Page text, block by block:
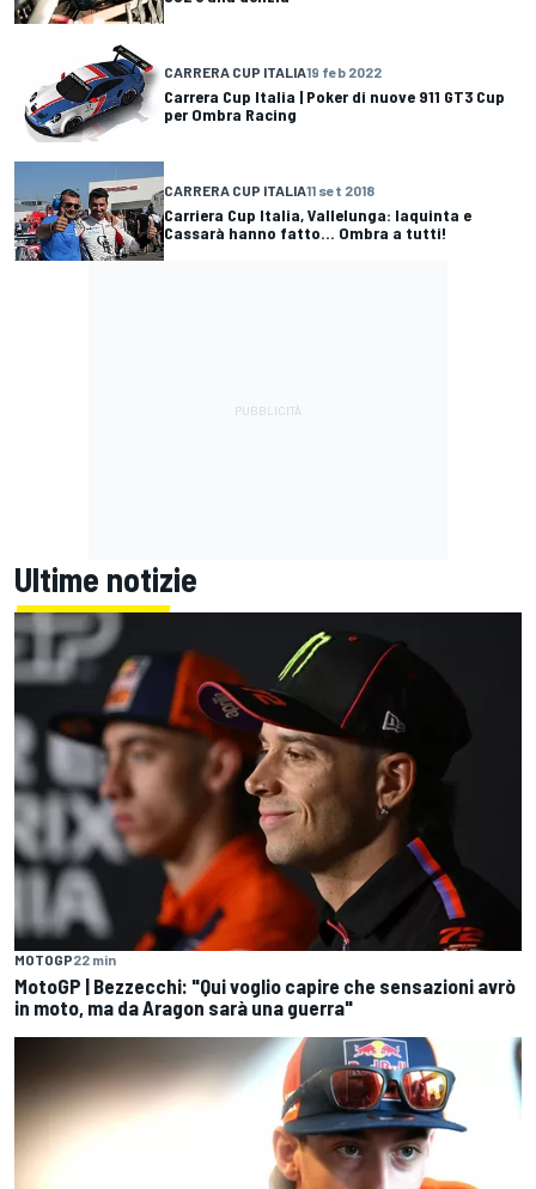
CARRERA CUP ITALIA19 feb 2022
Carrera Cup Italia | Poker di nuove 911 GT3 Cup
per Ombra Racing
CARRERA CUP ITALIA11 set 2018
Carriera Cup Italia, Vallelunga: Iaquinta e
Cassarà hanno fatto... Ombra a tutti!
Ultime notizie
MOTOGP22 min
MotoGP | Bezzecchi: "Qui voglio capire che sensazioni avrò
in moto, ma da Aragon sarà una guerra"